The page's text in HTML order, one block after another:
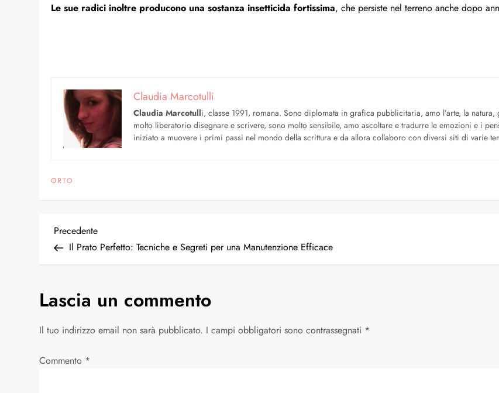
Le sue radici inoltre producono una sostanza insetticida fortissima, che persiste nel terreno anche dopo
Claudia Marcotulli
Claudia Marcotulli, classe 1991, romana. Sono diplomata in grafica pubblicitaria, amo l’arte, la
molto liberatorio disegnare e scrivere, sono molto sensibile, amo ascoltare e tradurre le emozioni e i
iniziato a muovere i primi passi nel mondo della scrittura e da allora collaboro con diversi siti di varie
ORTO
Precedente
Il Prato Perfetto: Tecniche e Segreti per una Manutenzione Efficace
Lascia un commento
Il tuo indirizzo email non sarà pubblicato. I campi obbligatori sono contrassegnati *
Commento *